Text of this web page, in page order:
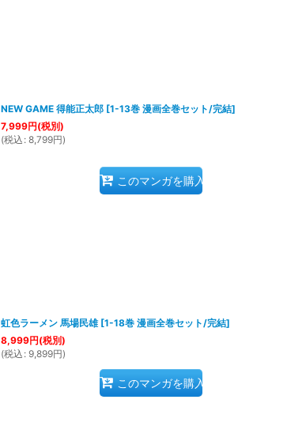
NEW GAME 得能正太郎 [1-13巻 漫画全巻セット/完結]
7,999円(税別)
(税込 : 8,799円)
このマンガを購入
虹色ラーメン 馬場民雄 [1-18巻 漫画全巻セット/完結]
8,999円(税別)
(税込 : 9,899円)
このマンガを購入